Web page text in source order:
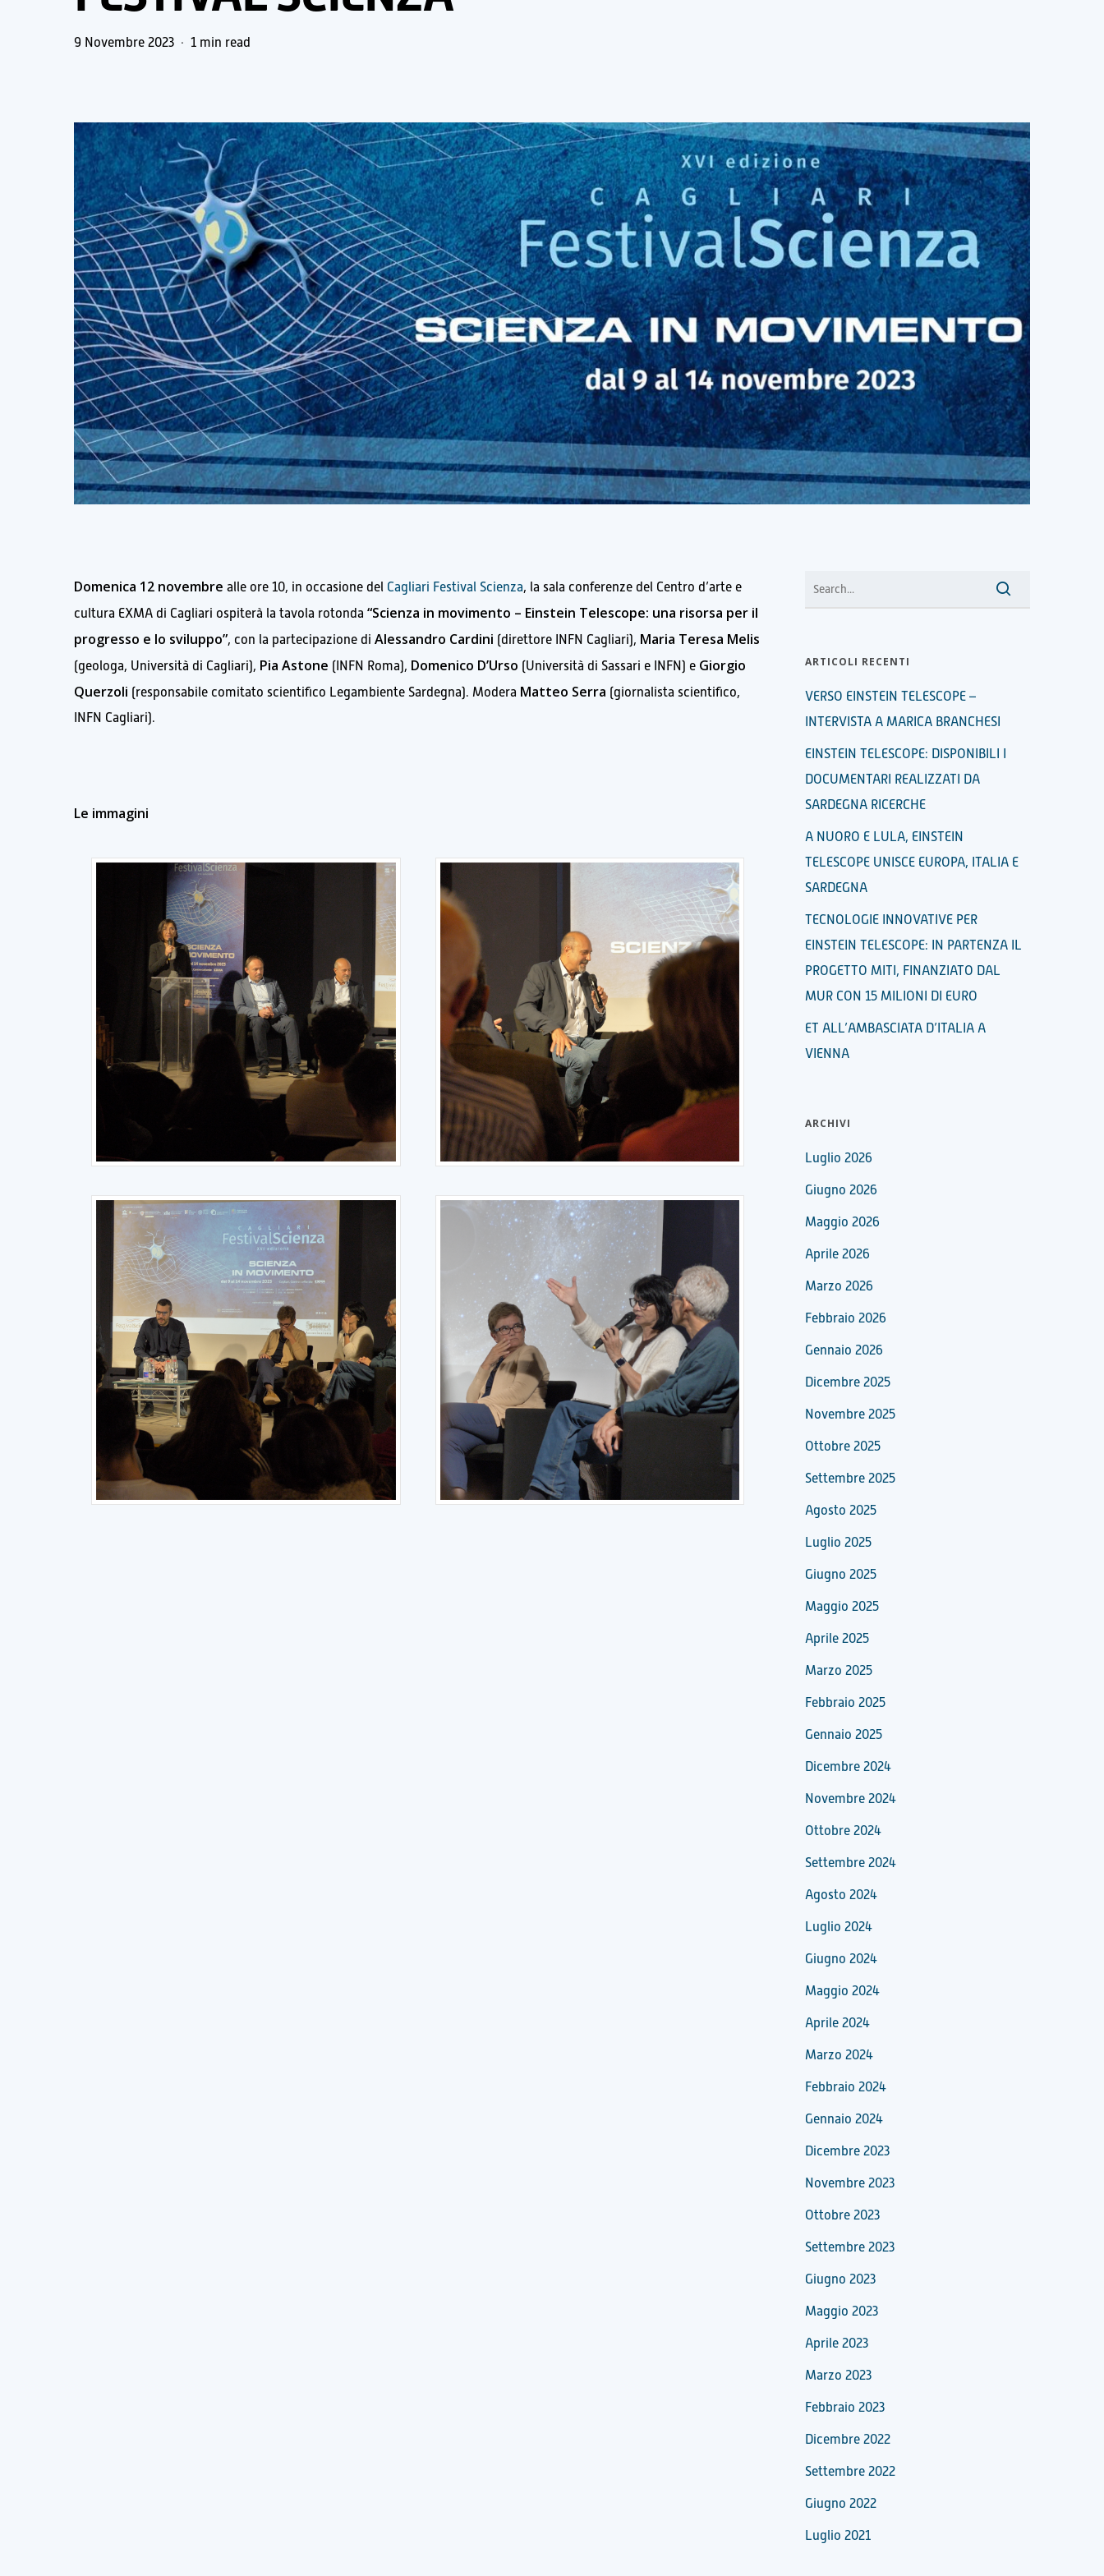
9 Novembre 2023 1 min read
Domenica 12 novembre alle ore 10, in occasione del Cagliari Festival Scienza, la sala conferenze del Centro d’arte e
cultura EXMA di Cagliari ospiterà la tavola rotonda “Scienza in movimento – Einstein Telescope: una risorsa per il
progresso e lo sviluppo”, con la partecipazione di Alessandro Cardini (direttore INFN Cagliari), Maria Teresa Melis
(geologa, Università di Cagliari), Pia Astone (INFN Roma), Domenico D’Urso (Università di Sassari e INFN) e Giorgio
Querzoli (responsabile comitato scientifico Legambiente Sardegna). Modera Matteo Serra (giornalista scientifico,
INFN Cagliari).
Le immagini
ARTICOLI RECENTI
VERSO EINSTEIN TELESCOPE –
INTERVISTA A MARICA BRANCHESI
EINSTEIN TELESCOPE: DISPONIBILI I
DOCUMENTARI REALIZZATI DA
SARDEGNA RICERCHE
A NUORO E LULA, EINSTEIN
TELESCOPE UNISCE EUROPA, ITALIA E
SARDEGNA
TECNOLOGIE INNOVATIVE PER
EINSTEIN TELESCOPE: IN PARTENZA IL
PROGETTO MITI, FINANZIATO DAL
MUR CON 15 MILIONI DI EURO
ET ALL’AMBASCIATA D’ITALIA A
VIENNA
ARCHIVI
Luglio 2026
Giugno 2026
Maggio 2026
Aprile 2026
Marzo 2026
Febbraio 2026
Gennaio 2026
Dicembre 2025
Novembre 2025
Ottobre 2025
Settembre 2025
Agosto 2025
Luglio 2025
Giugno 2025
Maggio 2025
Aprile 2025
Marzo 2025
Febbraio 2025
Gennaio 2025
Dicembre 2024
Novembre 2024
Ottobre 2024
Settembre 2024
Agosto 2024
Luglio 2024
Giugno 2024
Maggio 2024
Aprile 2024
Marzo 2024
Febbraio 2024
Gennaio 2024
Dicembre 2023
Novembre 2023
Ottobre 2023
Settembre 2023
Giugno 2023
Maggio 2023
Aprile 2023
Marzo 2023
Febbraio 2023
Dicembre 2022
Settembre 2022
Giugno 2022
Luglio 2021